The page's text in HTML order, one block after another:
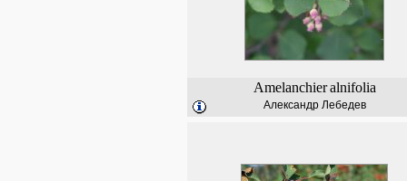
Amelanchier alnifolia
Александр Лебедев